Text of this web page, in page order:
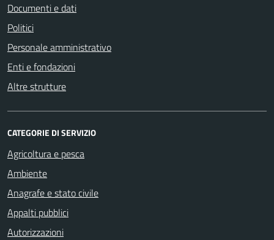
Documenti e dati
Politici
Personale amministrativo
Enti e fondazioni
Altre strutture
CATEGORIE DI SERVIZIO
Agricoltura e pesca
Ambiente
Anagrafe e stato civile
Appalti pubblici
Autorizzazioni